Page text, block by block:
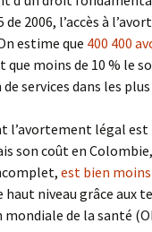
de 2006, l’accès à
estime que 400 400
que moins de 10 % le
services dans les
l’avortement légal est
son coût en
est bien
niveau grâce aux
de la santé